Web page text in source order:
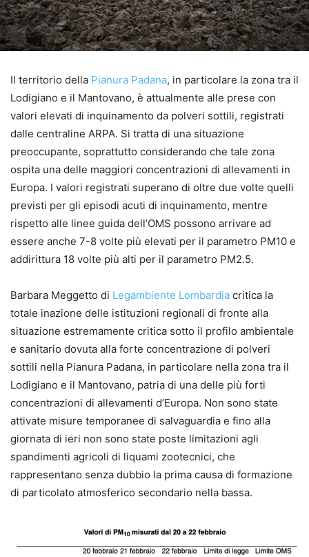
Il territorio della Pianura Padana, in particolare la zona tra il
Lodigiano e il Mantovano, è attualmente alle prese con
valori elevati di inquinamento da polveri sottili, registrati
dalle centraline ARPA. Si tratta di una situazione
preoccupante, soprattutto considerando che tale zona
ospita una delle maggiori concentrazioni di allevamenti in
Europa. I valori registrati superano di oltre due volte quelli
previsti per gli episodi acuti di inquinamento, mentre
rispetto alle linee guida dell’OMS possono arrivare ad
essere anche 7-8 volte più elevati per il parametro PM10 e
addirittura 18 volte più alti per il parametro PM2.5.
Barbara Meggetto di Legambiente Lombardia critica la
totale inazione delle istituzioni regionali di fronte alla
situazione estremamente critica sotto il profilo ambientale
e sanitario dovuta alla forte concentrazione di polveri
sottili nella Pianura Padana, in particolare nella zona tra il
Lodigiano e il Mantovano, patria di una delle più forti
concentrazioni di allevamenti d’Europa. Non sono state
attivate misure temporanee di salvaguardia e fino alla
giornata di ieri non sono state poste limitazioni agli
spandimenti agricoli di liquami zootecnici, che
rappresentano senza dubbio la prima causa di formazione
di particolato atmosferico secondario nella bassa.